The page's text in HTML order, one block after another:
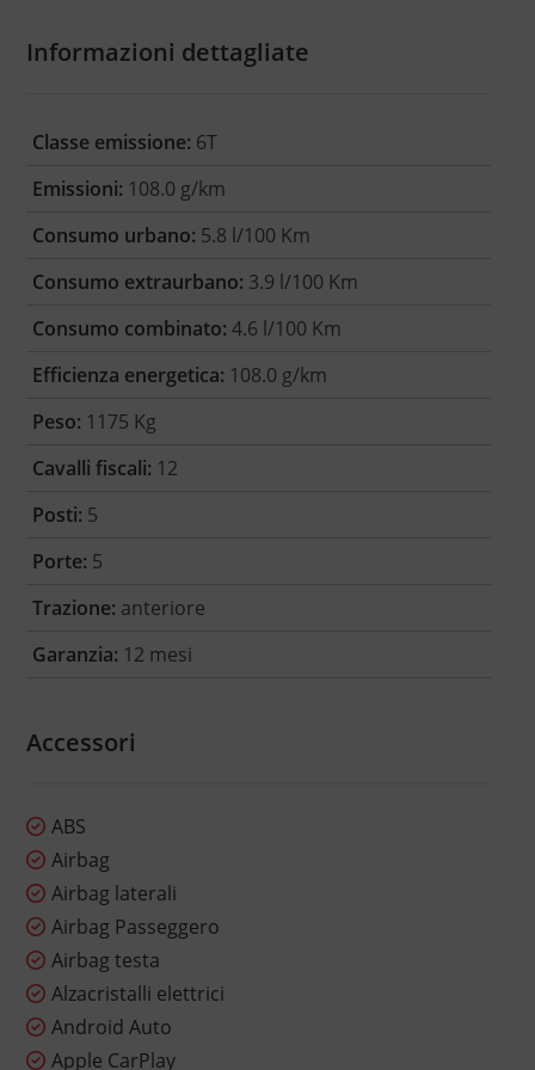
Informazioni dettagliate
Classe emissione: 6T
Emissioni: 108.0 g/km
Consumo urbano: 5.8 l/100 Km
Consumo extraurbano: 3.9 l/100 Km
Consumo combinato: 4.6 l/100 Km
Efficienza energetica: 108.0 g/km
Peso: 1175 Kg
Cavalli fiscali: 12
Posti: 5
Porte: 5
Trazione: anteriore
Garanzia: 12 mesi
Accessori
ABS
Airbag
Airbag laterali
Airbag Passeggero
Airbag testa
Alzacristalli elettrici
Android Auto
Apple CarPlay